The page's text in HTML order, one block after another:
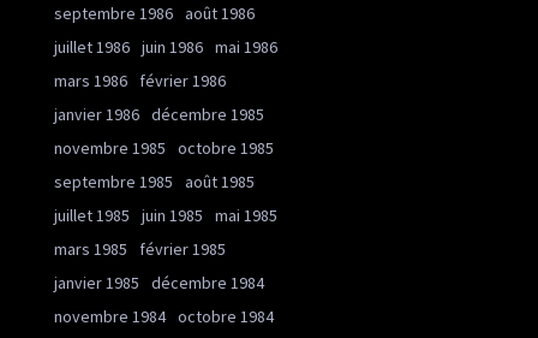
septembre 1986 août 1986
juillet 1986 juin 1986 mai 1986
mars 1986
février 1986
janvier 1986 décembre 1985
novembre 1985
octobre 1985
septembre 1985
août 1985
juillet 1985
juin 1985
mai 1985
mars 1985
février 1985
janvier 1985
décembre 1984
novembre 1984 octobre 1984